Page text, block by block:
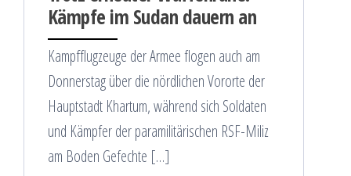
Kämpfe im Sudan dauern an
Kampfflugzeuge der Armee flogen auch am
Donnerstag über die nördlichen Vororte der
Hauptstadt Khartum, während sich Soldaten
und Kämpfer der paramilitärischen RSF-Miliz
am Boden Gefechte […]